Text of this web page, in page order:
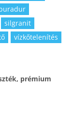
silgranit
vízkőtelenítés
prémium